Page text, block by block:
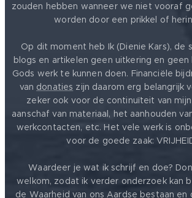
zouden hebben wanneer we niet vooraf
worden door een prikkel of
Op dit moment heb Ik (Dienie Kars), de
blogs en artikelen geen uitkering en
Gods werk te kunnen doen. Financiële
van donaties zijn daarom erg belangrijk
zeker ook voor de continuïteit van
aanschaf van materiaal, het aanhouden
werkcontacten, etc. Het vele werk is
voor de goede zaak:
Waardeer je wat ik schrijf en doe?
welkom, zodat ik verder onderzoek kan
de Waarheid van ons Aardse bestaan en